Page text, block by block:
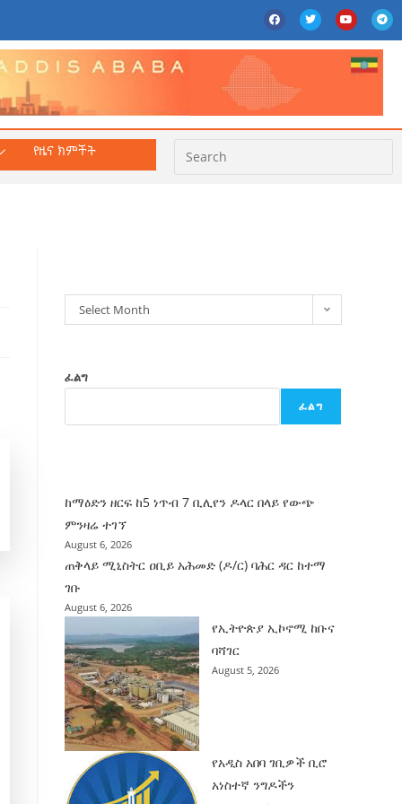
የዜና ክምችት
Select Month
ፈልግ
ፈልግ
ከማዕድን ዘርፍ ከ5 ነጥብ 7 ቢሊየን ዶላር በላይ የውጭ
ምንዛሬ ተገኘ
August 6, 2026
ጠቅላይ ሚኒስትር ዐቢይ አሕመድ (ዶ/ር) ባሕር ዳር ከተማ
ገቡ
August 6, 2026
የኢትዮጵያ ኢኮኖሚ ከቡና
ባሻገር
August 5, 2026
የአዲስ አበባ ገቢዎች ቢሮ
አነስተኛ ንግዶችን